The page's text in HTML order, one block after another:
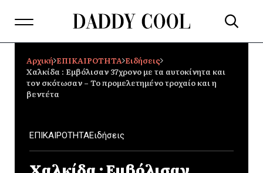
Αρχική ΕΠΙΚΑΙΡΟΤΗΤΑ Ειδήσεις
Χαλκίδα : Εμβόλισαν 37χρονο με τα αυτοκίνητα και
τον σκότωσαν – Το προμελετημένο τροχαίο και η
βεντέτα
ΕΠΙΚΑΙΡΟΤΗΤΑΕιδήσεις